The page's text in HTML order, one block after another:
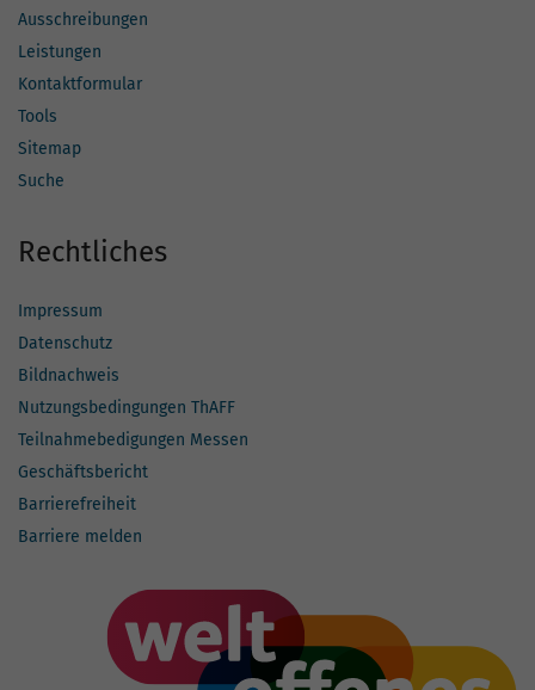
Ausschreibungen
Leistungen
Kontaktformular
Tools
Sitemap
Suche
Rechtliches
Impressum
Datenschutz
Bildnachweis
Nutzungsbedingungen ThAFF
Teilnahmebedigungen Messen
Geschäftsbericht
Barrierefreiheit
Barriere melden